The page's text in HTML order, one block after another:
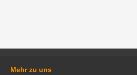
Mehr zu uns